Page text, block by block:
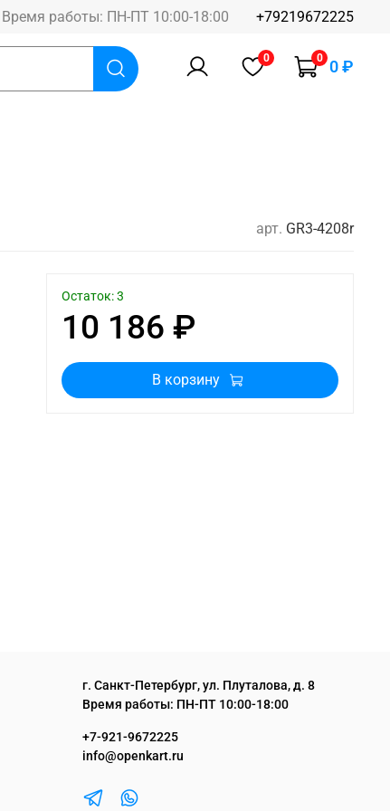
Время работы: ПН-ПТ 10:00-18:00 +79219672225
0 0 0 ₽
арт. GR3-4208r
10 186 ₽
Остаток: 3
В корзину
г. Санкт-Петербург, ул. Плуталова, д. 8
Время работы: ПН-ПТ 10:00-18:00
+7-921-9672225
info@openkart.ru